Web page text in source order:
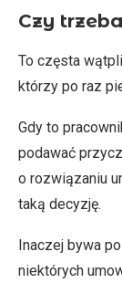
Czy
To częsta
którzy po raz
Gdy to
podawać
o rozwiązaniu
taką decyzję.
Inaczej bywa
niektórych